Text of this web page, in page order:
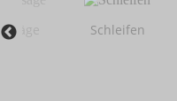
Seilsäge
Schleifen